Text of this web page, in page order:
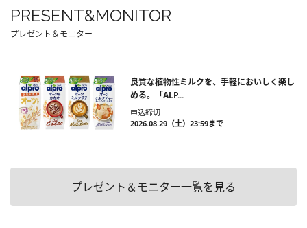
PRESENT&MONITOR
プレゼント＆モニター
良質な植物性ミルクを、手軽においしく楽し
める。「ALP...
申込締切
2026.08.29（土）23:59まで
プレゼント＆モニター一覧を見る